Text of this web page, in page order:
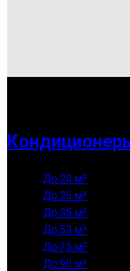
До 20 м²
До 25 м²
До 35 м²
До 53 м²
До 75 м²
До 90 м²